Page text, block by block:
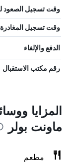
وقت تسجيل الصعود
وقت تسجيل المغادرة
الدفع والإلغاء
رقم مكتب الاستقبال
المزايا
ماونت بولر
مطعم